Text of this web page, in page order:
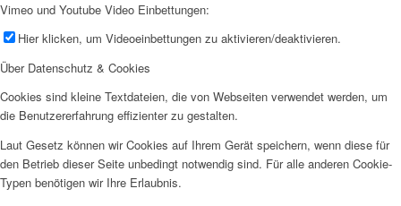
Vimeo und Youtube Video Einbettungen:
Hier klicken, um Videoeinbettungen zu aktivieren/deaktivieren.
Über Datenschutz & Cookies
Cookies sind kleine Textdateien, die von Webseiten verwendet werden, um
die Benutzererfahrung effizienter zu gestalten.
Laut Gesetz können wir Cookies auf Ihrem Gerät speichern, wenn diese für
den Betrieb dieser Seite unbedingt notwendig sind. Für alle anderen Cookie-
Typen benötigen wir Ihre Erlaubnis.